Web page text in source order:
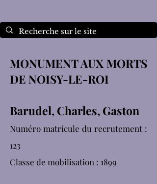
MONUMENT AUX MORTS
DE NOISY-LE-ROI
Barudel, Charles, Gaston
Numéro matricule du recrutement :
123
Classe de mobilisation : 1899